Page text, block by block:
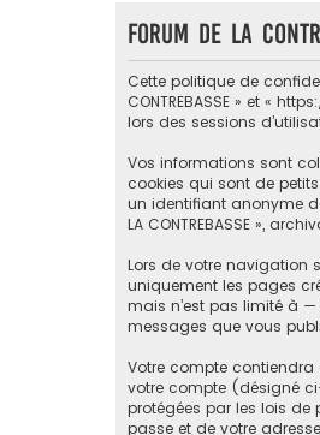
FORUM DE LA
Cette politique de
CONTREBASSE » et «
lors des sessions
Vos informations sont
cookies qui sont de
un identifiant anonyme
LA CONTREBASSE »,
Lors de votre navigation
uniquement les pages
mais n’est pas limité à —
messages que vous
Votre compte
votre compte (désigné ci-
protégées par les lois de
passe et de votre adresse